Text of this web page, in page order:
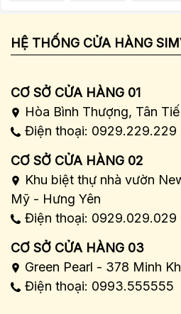
HỆ THỐNG CỬA HÀNG
CƠ SỞ CỬA HÀNG 01
Hòa Bình Thượng, Tân
Điện thoại: 0929.229.229
CƠ SỞ CỬA HÀNG 02
Khu biệt thự nhà vườn
Mỹ - Hưng Yên
Điện thoại: 0929.029.029
CƠ SỞ CỬA HÀNG 03
Green Pearl - 378 Minh
Điện thoại: 0993.555555